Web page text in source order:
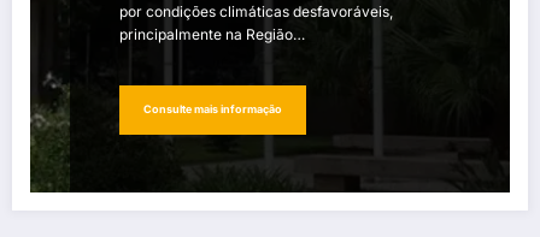
por condições climáticas desfavoráveis,
principalmente na Região…
Consulte mais informação